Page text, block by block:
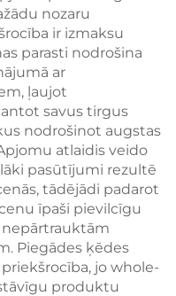
pludmales un citām
ārpus telpām
notiekošām
aktivitātēm
nozaru
ir izmaksu
parasti nodrošina
ar
ļaujot
savus tirgus
nodrošinot augstas
atlaidis veido
pasūtījumi rezultē
tādējādi padarot
īpaši pievilcīgu
Piegādes ķēdes
jo whole-
produktu